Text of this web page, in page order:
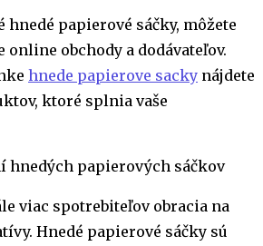
papierové sáčky, môžete
online obchody a dodávateľov.
hnede papierove sacky nájdete
ktoré splnia vaše
hnedých papierových sáčkov
viac spotrebiteľov obracia na
Hnedé papierové sáčky sú